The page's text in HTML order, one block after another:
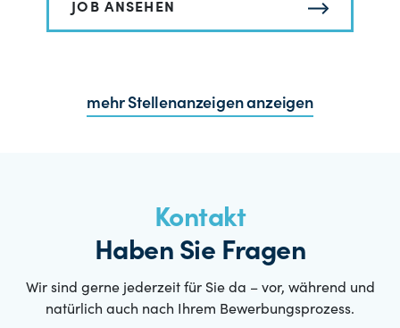
JOB ANSEHEN
mehr Stellenanzeigen anzeigen
Kontakt
Haben Sie Fragen
Wir sind gerne jederzeit für Sie da – vor, während und
natürlich auch nach Ihrem Bewerbungsprozess.